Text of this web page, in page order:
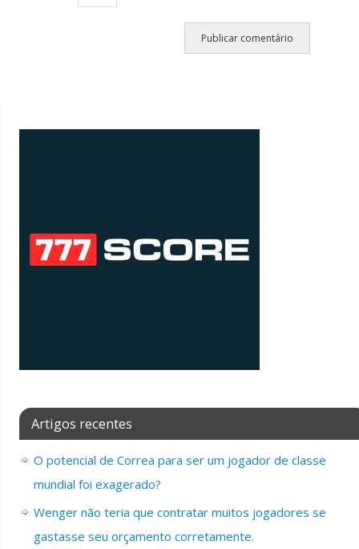
Artigos recentes
O potencial de Correa para ser um jogador de classe
mundial foi exagerado?
Wenger não teria que contratar muitos jogadores se
gastasse seu orçamento corretamente.